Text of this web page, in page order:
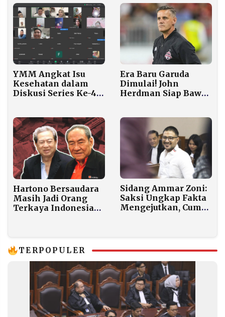
YMM Angkat Isu
Kesehatan dalam
Diskusi Series Ke-4,
Pencegahan TBC
Era Baru Garuda
Dimulai! John
Herdman Siap Bawa
Seperti Kanada
Hartono Bersaudara
Masih Jadi Orang
Terkaya Indonesia
Sidang Ammar Zoni:
Saksi Ungkap Fakta
Mengejutkan, Cuma
TERPOPULER